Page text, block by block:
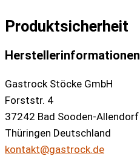
Produktsicherheit
Herstellerinformationen
Gastrock Stöcke GmbH
Forststr. 4
37242 Bad Sooden-Allendorf
Thüringen Deutschland
kontakt@gastrock.de